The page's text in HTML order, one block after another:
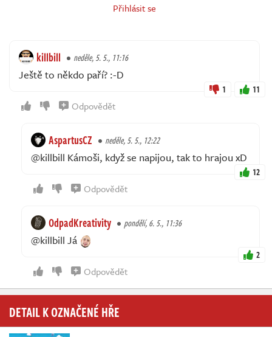
Přihlásit se
killbill neděle, 5. 5., 11:16
Ještě to někdo paří? :-D
1 11
Odpovědět
AspartusCZ neděle, 5. 5., 12:22
@killbill Kámoši, když se napijou, tak to hrajou xD
12
Odpovědět
OdpadKreativity pondělí, 6. 5., 11:36
@killbill Já
2
Odpovědět
DETAIL K OZNAČENÉ HŘE